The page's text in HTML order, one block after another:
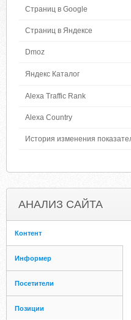
Страниц в Google
Страниц в Яндексе
Dmoz
Яндекс Каталог
Alexa Traffic Rank
Alexa Country
История изменения
АНАЛИЗ САЙТА
Контент
Информер
Посетители
Позиции